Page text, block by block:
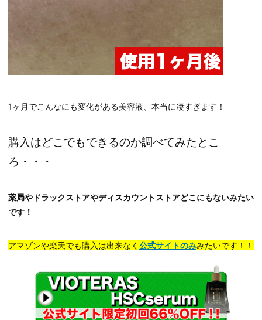
1ヶ月でこんなにも変化がある美容液、本当に凄すぎます！
購入はどこでもできるのか調べてみたとこ
ろ・・・
薬局やドラックストアやディスカウントストアどこにもないみたい
です！
アマゾンや楽天でも購入は出来なく 公式サイトのみみたいです！！